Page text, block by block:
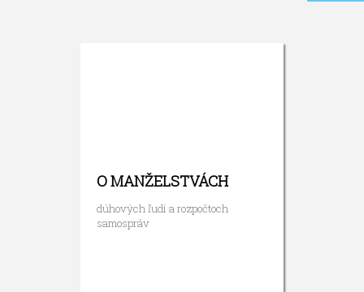
O MANŽELSTVÁCH
dúhových ľudí a rozpočtoch
samospráv